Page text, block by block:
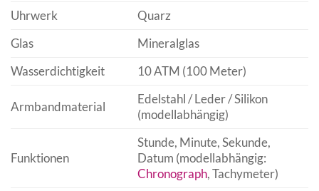
Uhrwerk
Quarz
Glas
Mineralglas
Wasserdichtigkeit
10 ATM (100 Meter)
Armbandmaterial
Edelstahl / Leder / Silikon
(modellabhängig)
Funktionen
Stunde, Minute, Sekunde,
Datum (modellabhängig:
Chronograph, Tachymeter)